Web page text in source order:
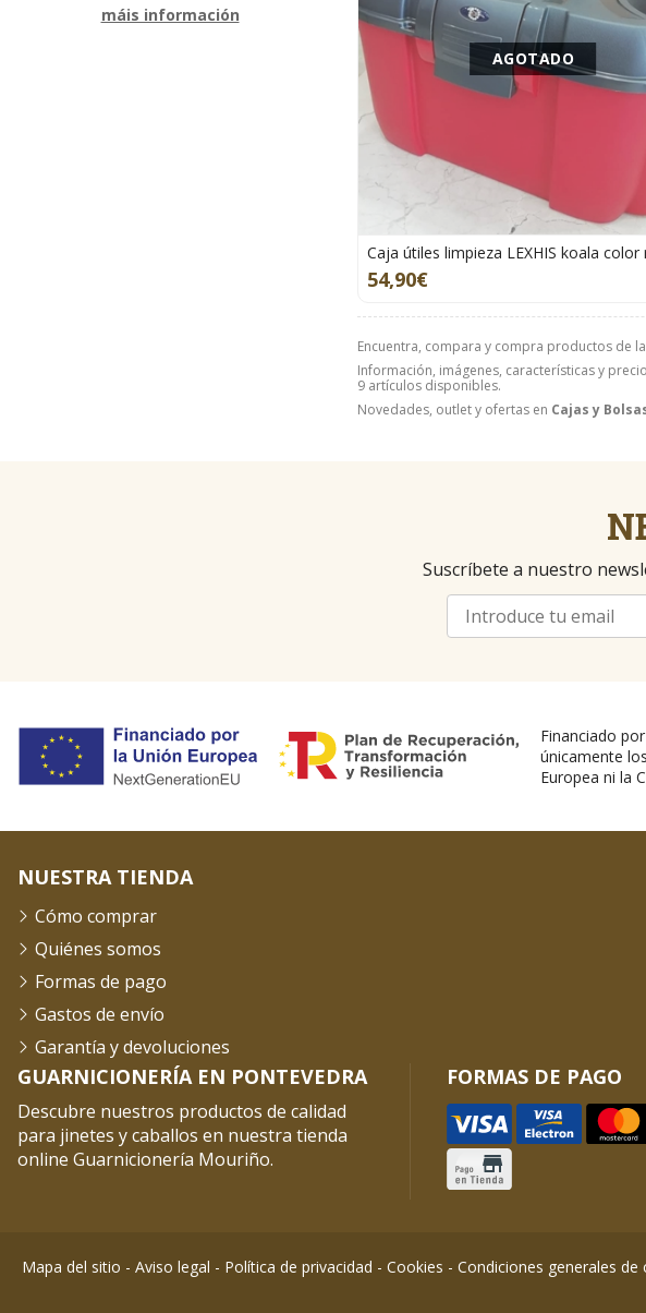
Encuentra, compara y compra productos de
Información, imágenes, características y
9 artículos disponibles.
Novedades, outlet y ofertas en Cajas y
AGOTADO
Caja útiles limpieza LEXHIS koala color
54,90€
máis información
Suscríbete a nuestro
Financiado
únicamente
Europea ni la
GUARNICIONERÍA EN PONTEVEDRA
Descubre nuestros productos de calidad
para jinetes y caballos en nuestra tienda
online Guarnicionería Mouriño.
FORMAS DE PAGO
NUESTRA TIENDA
Cómo comprar
Quiénes somos
Formas de pago
Gastos de envío
Garantía y devoluciones
Mapa del sitio - Aviso legal - Política de privacidad - Cookies - Condiciones generales de